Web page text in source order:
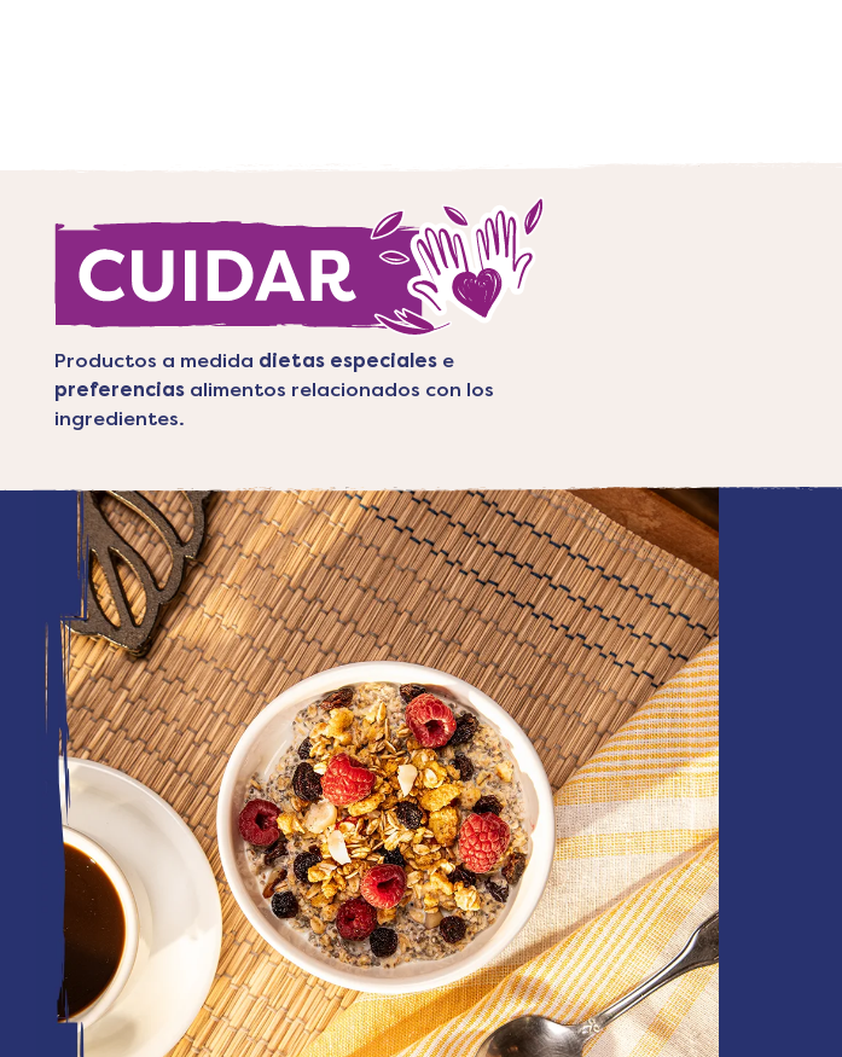
Productos a medida dietas especiales e
preferencias alimentos relacionados con los
ingredientes.